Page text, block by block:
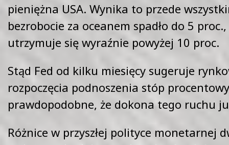
pieniężna USA. Wynika to przede
bezrobocie za oceanem spadło do 5
utrzymuje się wyraźnie powyżej 10 proc.
Stąd Fed od kilku miesięcy sugeruje
rozpoczęcia podnoszenia stóp
prawdopodobne, że dokona tego ruchu
Różnice w przyszłej polityce monetarnej